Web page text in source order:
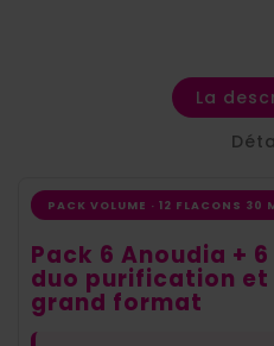
La
PACK VOLUME · 12 FLACONS 30
Pack 6 Anoudia +
duo purification
grand format